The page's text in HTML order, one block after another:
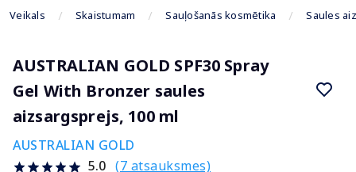
Veikals Skaistumam Sauļošanās kosmētika Saules
AUSTRALIAN GOLD SPF30 Spray
Gel With Bronzer saules
aizsargsprejs, 100 ml
AUSTRALIAN GOLD
5.0 (7 atsauksmes)